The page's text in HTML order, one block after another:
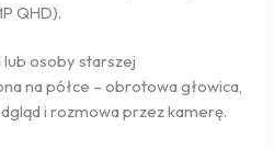
QHD).
lub osoby starszej
na półce – obrotowa głowica,
i rozmowa przez kamerę.